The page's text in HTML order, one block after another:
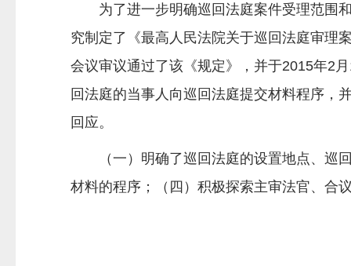
为了进一步明确巡回法庭案件受理范围
究制定了《最高人民法院关于巡回法庭审理
会议审议通过了该《规定》，并于2015年2
回法庭的当事人向巡回法庭提交材料程序，
回应。
（一）明确了巡回法庭的设置地点、
材料的程序；（四）积极探索主审法官、合